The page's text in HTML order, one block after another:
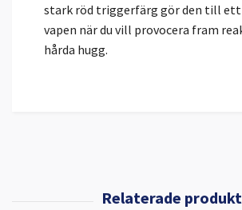
stark röd triggerfärg gör den till
vapen när du vill provocera fram
hårda hugg.